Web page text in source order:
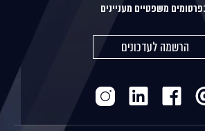
משפטיים מעניינים
הרשמה לעדכונים